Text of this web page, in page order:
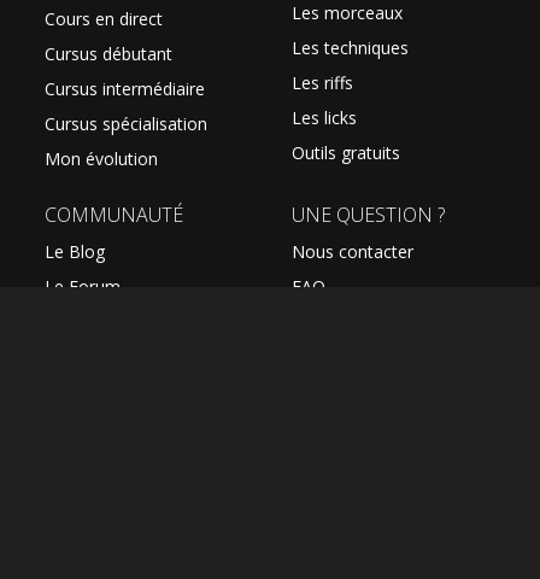
Cours en direct
Cursus débutant
Cursus intermédiaire
Cursus spécialisation
Mon évolution
Les morceaux
Les techniques
Les riffs
Les licks
Outils gratuits
COMMUNAUTÉ
Le Blog
Le Forum
UNE QUESTION ?
Nous contacter
FAQ